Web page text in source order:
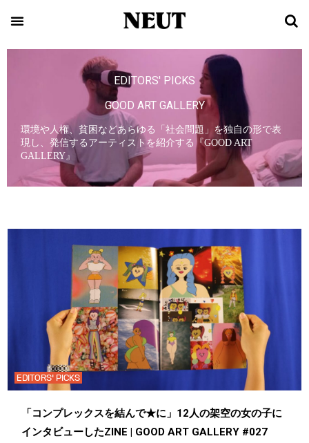
EDITORS' PICKS
GOOD ART GALLERY
環境や人権、貧困などあらゆる「社会問題」を独自の形で表
現し、発信するアーティストを紹介する『GOOD ART
GALLERY』
EDITORS' PICKS
「コンプレックスを結んで★に」12人の架空の女の子に
インタビューしたZINE | GOOD ART GALLERY #027